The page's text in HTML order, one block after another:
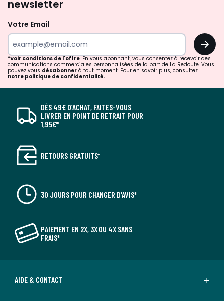
newsletter
Votre Email
OK
*Voir conditions de l'offre. En vous abonnant, vous consentez à recevoir des
communications commerciales personnalisées de la part de La Redoute. Vous
pouvez vous désabonner à tout moment. Pour en savoir plus, consultez
notre politique de confidentialité.
DÈS 49€ D’ACHAT, FAITES-VOUS
LIVRER EN POINT DE RETRAIT POUR
1,95€*
RETOURS GRATUITS*
30 JOURS POUR CHANGER D'AVIS*
PAIEMENT EN 2X, 3X OU 4X SANS
FRAIS*
AIDE & CONTACT